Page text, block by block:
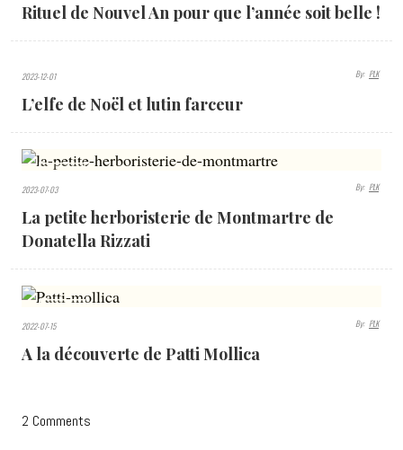
Rituel de Nouvel An pour que l’année soit belle !
2199
VIEWS
2023-12-01 By: PLK
L’elfe de Noël et lutin farceur
1416
VIEWS
2023-07-03 By: PLK
La petite herboristerie de Montmartre de
Donatella Rizzati
VIEWS
2022-07-15 By: PLK
A la découverte de Patti Mollica
2 Comments